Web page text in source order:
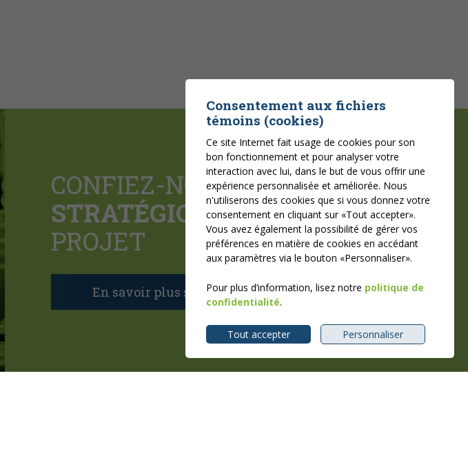
CONFIEZ-NOUS LEPILOTAGE
STRATÉGIQUEDE VOTRE
PROJET
En savoir plus sur la gestion de projet
Consentement aux fichiers
témoins (cookies)
Ce site Internet fait usage de cookies pour son
bon fonctionnement et pour analyser votre
interaction avec lui, dans le but de vous offrir une
expérience personnalisée et améliorée. Nous
n'utiliserons des cookies que si vous donnez votre
consentement en cliquant sur «Tout accepter».
Vous avez également la possibilité de gérer vos
préférences en matière de cookies en accédant
aux paramètres via le bouton «Personnaliser».
Pour plus d’information, lisez notre politique de
confidentialité.
Tout accepter Personnaliser